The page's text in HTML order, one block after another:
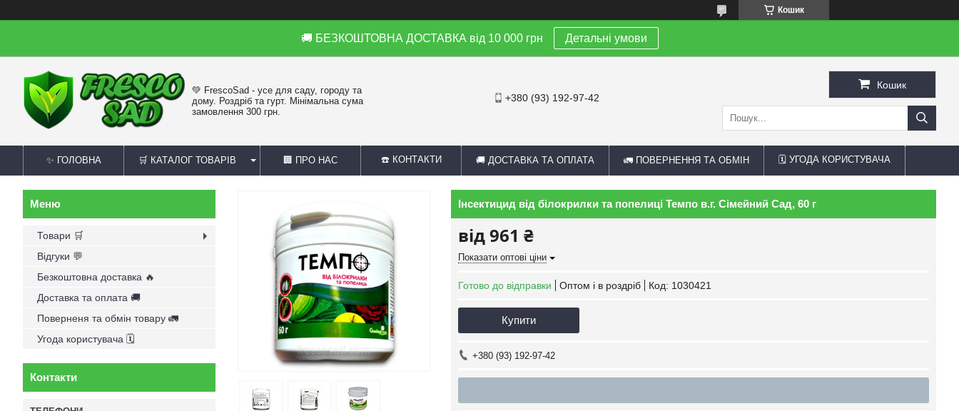
Кошик
🚚 БЕЗКОШТОВНА ДОСТАВКА від 10 000 грн Детальні умови
💚 FrescoSad - усе для саду, городу та
дому. Роздріб та гурт. Мінімальна сума
замовлення 300 грн.
+380 (93) 192-97-42
Кошик
✨ ГОЛОВНА 🛒 КАТАЛОГ ТОВАРІВ 🏢 ПРО НАС ☎️ КОНТАКТИ 🚚 ДОСТАВКА ТА ОПЛАТА 🚛 ПОВЕРНЕННЯ ТА ОБМІН 🗓 УГОДА КОРИСТУВАЧА
Інсектицид від білокрилки та попелиці Темпо в.г. Сімейний Сад, 60 г
від961 ₴
Показати оптові ціни
Готово до відправки Оптом і в роздріб Код: 1030421
Купити
+380 (93) 192-97-42
Товари 🛒
Відгуки 💬
Безкоштовна доставка 🔥
Доставка та оплата 🚚
Поверненя та обмін товару 🚛
Угода користувача 🗓
Контакти